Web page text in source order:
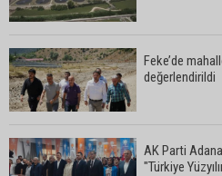
Feke’de
değerlendirildi
AK Parti
"Türkiye